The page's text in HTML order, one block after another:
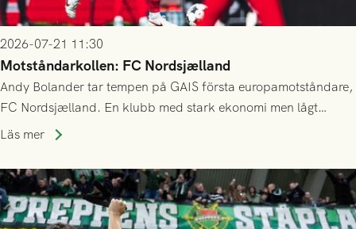
2026-07-21 11:30
Motståndarkollen: FC Nordsjælland
Andy Bolander tar tempen på GAIS första europamotståndare,
FC Nordsjælland. En klubb med stark ekonomi men lågt
publiksnitt, ett lag med både kollektiv styrka och individuell
Läs mer